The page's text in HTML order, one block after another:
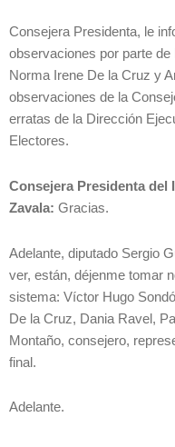
Consejera Presidenta, le
observaciones por parte
Norma Irene De la Cruz y
observaciones de la
erratas de la Dirección
Electores.
Consejera Presidenta del
Zavala: Gracias.
Adelante, diputado Sergio
ver, están, déjenme tomar
sistema: Víctor Hugo
De la Cruz, Dania Ravel,
Montaño, consejero,
final.
Adelante.